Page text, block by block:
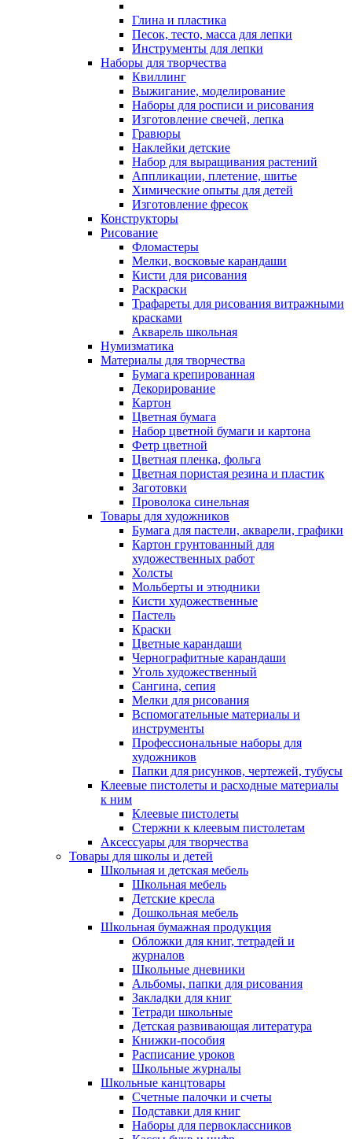
Глина и пластика
Песок, тесто, масса для лепки
Инструменты для лепки
Наборы для творчества
Квиллинг
Выжигание, моделирование
Наборы для росписи и рисования
Изготовление свечей, лепка
Гравюры
Наклейки детские
Набор для выращивания растений
Аппликации, плетение, шитье
Химические опыты для детей
Изготовление фресок
Конструкторы
Рисование
Фломастеры
Мелки, восковые карандаши
Кисти для рисования
Раскраски
Трафареты для рисования витражными
красками
Акварель школьная
Нумизматика
Материалы для творчества
Бумага крепированная
Декорирование
Картон
Цветная бумага
Набор цветной бумаги и картона
Фетр цветной
Цветная пленка, фольга
Цветная пористая резина и пластик
Заготовки
Проволока синельная
Товары для художников
Бумага для пастели, акварели, графики
Картон грунтованный для
художественных работ
Холсты
Мольберты и этюдники
Кисти художественные
Пастель
Краски
Цветные карандаши
Чернографитные карандаши
Уголь художественный
Сангина, сепия
Мелки для рисования
Вспомогательные материалы и
инструменты
Профессиональные наборы для
художников
Папки для рисунков, чертежей, тубусы
Клеевые пистолеты и расходные материалы
к ним
Клеевые пистолеты
Стержни к клеевым пистолетам
Аксессуары для творчества
Товары для школы и детей
Школьная и детская мебель
Школьная мебель
Детские кресла
Дошкольная мебель
Школьная бумажная продукция
Обложки для книг, тетрадей и
журналов
Школьные дневники
Альбомы, папки для рисования
Закладки для книг
Тетради школьные
Детская развивающая литература
Книжки-пособия
Расписание уроков
Школьные журналы
Школьные канцтовары
Счетные палочки и счеты
Подставки для книг
Наборы для первоклассников